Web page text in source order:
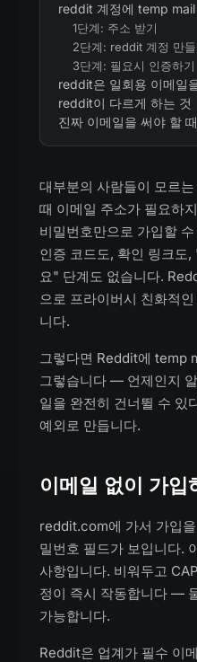
reddit 계정에 temp mail
1단계: 주소 받기
2단계: reddit 계정 만들
3단계: 필요시 인증하기
reddit은 일회용 이메일
reddit이 다르게 하는 것
진짜 이메일을 써야 할 때
대부분의 사람들이 모르
때 이메일 주소가 필요하
비밀번호만으로 가입할
인증 코드도, 확인 링크도
요" 단계도 없습니다.
으로 프라이버시 친화적
니다.
그렇다면 Reddit에 temp
그렇습니다 — 언제인지
일을 완전히 건너뛸 수 있
예외로 만듭니다.
이메일 없이 가입
reddit.com에 가서 가입
밀번호 필드가 보입니다.
사항입니다. 비워두고
정이 즉시 작동합니다 —
가능합니다.
Reddit은 업계가 필수 이